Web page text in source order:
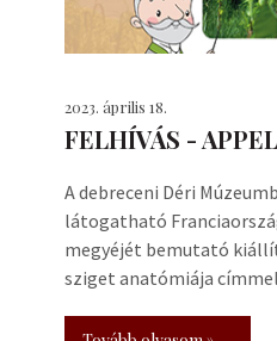
2023. április 18.
FELHÍVÁS - APPEL
A debreceni Déri
látogatható
megyéjét bemutató
sziget anatómiája